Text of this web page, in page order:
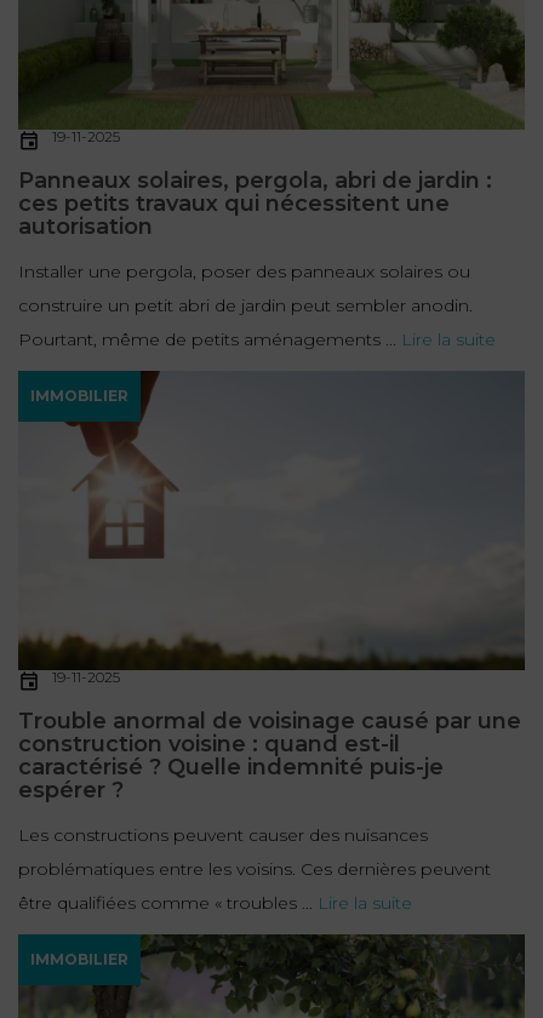
19-11-2025
Panneaux solaires, pergola, abri de jardin :
ces petits travaux qui nécessitent une
autorisation
Installer une pergola, poser des panneaux solaires ou
construire un petit abri de jardin peut sembler anodin.
Pourtant, même de petits aménagements ... Lire la suite
IMMOBILIER
19-11-2025
Trouble anormal de voisinage causé par une
construction voisine : quand est-il
caractérisé ? Quelle indemnité puis-je
espérer ?
Les constructions peuvent causer des nuisances
problématiques entre les voisins. Ces dernières peuvent
être qualifiées comme « troubles ... Lire la suite
IMMOBILIER